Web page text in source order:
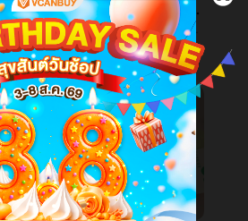
เด็กตารางการศึกษานักเรียนเคาน์เตอร์สามารถลงมือหมุนเนื้อไม้โต๊ะเรียนนักเรียนยกด้านหลังโต๊ะเขียนหนังสือคอมพิวเตอร์ตาราง
เด็กตารางการศึกษานักเรียนเคาน์เตอร์สามารถลงมือหมุนเนื้อไม้โต๊ะเรียนนักเรียนยกด้านหลังโต๊ะเขียนหนังสือคอมพิวเตอร์ตาราง
Retroอารมณ์ใหม่แสงฟุ่มเฟือยคัดลอกไข่มุกสร้อยคอหญิงชนกลุ่มน้อยขนาดเล็กสูงออกแบบกระดูกไหปลาร้าโซ่ร้อยเอาฤดูใบไม้ผลิคอโซ่
Retroอารมณ์ใหม่แสงฟุ่มเฟือยคัดลอกไข่มุกสร้อยคอหญิงชนกลุ่มน้อยขนาดเล็กสูงออกแบบกระดูกไหปลาร้าโซ่ร้อยเอาฤดูใบไม้ผลิคอโซ่
฿23.57